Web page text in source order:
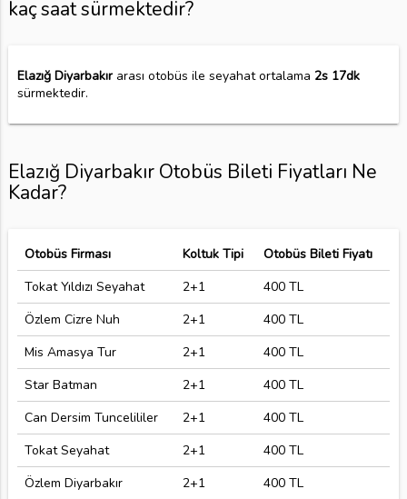
kaç saat sürmektedir?
Elazığ Diyarbakırarası otobüs ile seyahat ortalama 2s 17dk
sürmektedir.
Elazığ Diyarbakır Otobüs Bileti Fiyatları Ne
Kadar?
Otobüs Firması Koltuk Tipi
Otobüs Bileti Fiyatı
Tokat Yıldızı Seyahat
2+1
400 TL
Özlem Cizre Nuh
2+1
400 TL
Mis Amasya Tur
2+1
400 TL
Star Batman
2+1
400 TL
Can Dersim Tuncelililer
2+1
400 TL
Tokat Seyahat
2+1
400 TL
Özlem Diyarbakır
2+1
400 TL